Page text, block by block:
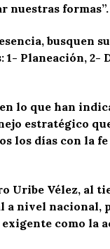
nuestras formas”.
busquen
Planeación,
lo que han
estratégico
los días con la
Uribe Vélez, al
a nivel
como la